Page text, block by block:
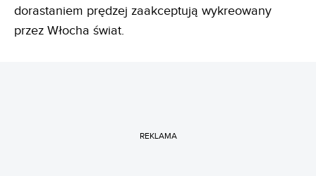
dorastaniem prędzej zaakceptują wykreowany
przez Włocha świat.
REKLAMA